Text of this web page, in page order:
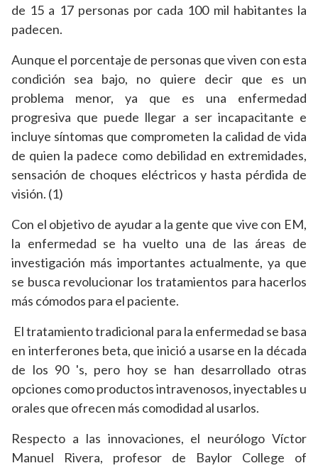
de 15 a 17 personas por cada 100 mil habitantes la
padecen.
Aunque el porcentaje de personas que viven con esta
condición sea bajo, no quiere decir que es un
problema menor, ya que es una enfermedad
progresiva que puede llegar a ser incapacitante e
incluye síntomas que comprometen la calidad de vida
de quien la padece como debilidad en extremidades,
sensación de choques eléctricos y hasta pérdida de
visión. (1)
Con el objetivo de ayudar a la gente que vive con EM,
la enfermedad se ha vuelto una de las áreas de
investigación más importantes actualmente, ya que
se busca revolucionar los tratamientos para hacerlos
más cómodos para el paciente.
El tratamiento tradicional para la enfermedad se basa
en interferones beta, que inició a usarse en la década
de los 90 's, pero hoy se han desarrollado otras
opciones como productos intravenosos, inyectables u
orales que ofrecen más comodidad al usarlos.
Respecto a las innovaciones, el neurólogo Víctor
Manuel Rivera, profesor de Baylor College of